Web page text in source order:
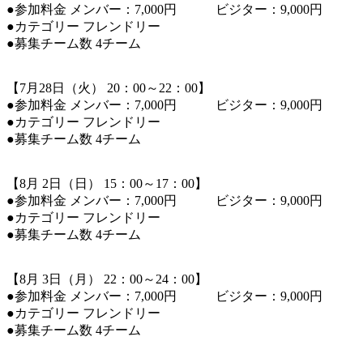
●参加料金 メンバー：7,000円 ビジター：9,000円
●カテゴリー フレンドリー
●募集チーム数 4チーム
【7月28日（火） 20：00～22：00】
●参加料金 メンバー：7,000円 ビジター：9,000円
●カテゴリー フレンドリー
●募集チーム数 4チーム
【8月 2日（日） 15：00～17：00】
●参加料金 メンバー：7,000円 ビジター：9,000円
●カテゴリー フレンドリー
●募集チーム数 4チーム
【8月 3日（月） 22：00～24：00】
●参加料金 メンバー：7,000円 ビジター：9,000円
●カテゴリー フレンドリー
●募集チーム数 4チーム